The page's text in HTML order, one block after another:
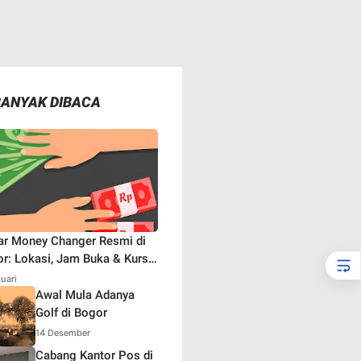
DIBACA
Money Changer Resmi di
Lokasi, Jam Buka & Kurs
Awal Mula Adanya
Golf di Bogor
14 Desember
Cabang Kantor Pos di